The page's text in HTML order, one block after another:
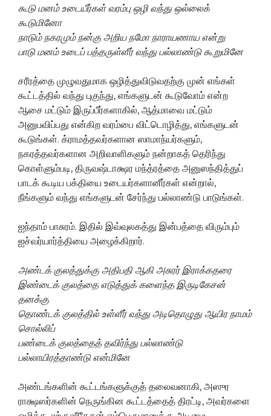
கூடு மனம் உடையீர்கள் வரம்பு ஒழி வந்து ஒல்லைக்
கூடுமினோ
நாடும் நகரமும் நன்கு அறிய நமோ நாராயணாய என்று
பாடு மனம் உடைப் பத்தருள்ளீர் வந்துபல்லாண்டு கூறுமினே
சரீரத்தை முழுவதுமாக ஒழித்துவிடுவதற்கு முன் எங்கள்
கூட்டத்தில் வந்து புகுந்து, எங்களுடன் கூடுவோம் என்ற
ஆசை மட்டும் இருப்பீர்களாகில், ஆத்மாவை மட்டும்
அனுபவிப்பது என்கிற வரம்பை விட்டொழித்து, எங்களுடன்
கூடுங்கள். க்ராமத்தவர்களான ஸாமாந்யர்களும்,
நகரத்தவர்களான அறிவாளிகளும் நன்றாகத் தெரிந்து
கொள்ளும்படி, திருவஷ்டாக்ஷர மந்த்ரத்தை அனுஸந்தித்துப்
பாடக் கூடிய பக்தியை உடையர்களானீர்கள் என்றால்,
நீங்களும் வந்து எங்களுடன் சேர்ந்து பல்லாண்டு பாடுங்கள்.
ஐந்தாம் பாசுரம். இதில் இவ்வுலகத்து இன்பத்தை விரும்பும்
ஐச்வர்யார்த்தியை அழைக்கிறார்.
அண்டக் குலத்துக்கு அதிபதி ஆகி அசுரர் இராக்கதரை
இண்டைக் குலத்தை எடுத்துக் களைந்த இருடிகேசன்
தனக்கு
தொண்டக் குலத்தில் உள்ளீர் வந்து அடிதொழுது ஆயிர நாமம்
சொல்லிப்
பண்டைக் குலத்தைத் தவிர்ந்து பல்லாண்டு
பல்லாயிரத்தாண்டு என்மினே
அண்டங்களின் கூட்டங்களுக்குத் தலைவனாகி, அஸுர
ராக்ஷஸர்களின் நெருங்கின கூட்டத்தைத் திரட்டி, அவர்களை